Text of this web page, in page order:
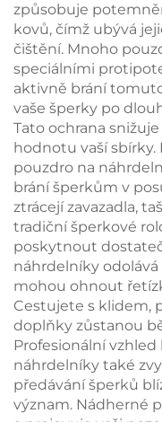
způsobuje
kovů, čímž ubývá
čištění. Mnoho
speciálními
aktivně brání
vaše šperky po
Tato ochrana
hodnotu vaší
pouzdro na
brání šperkům v
ztrácejí zavazadla,
tradiční šperkové
poskytnout
náhrdelníky
mohou ohnout
Cestujete s klidem,
doplňky zůstanou
Profesionální
náhrdelníky také
předávání šperků
význam. Nádherné